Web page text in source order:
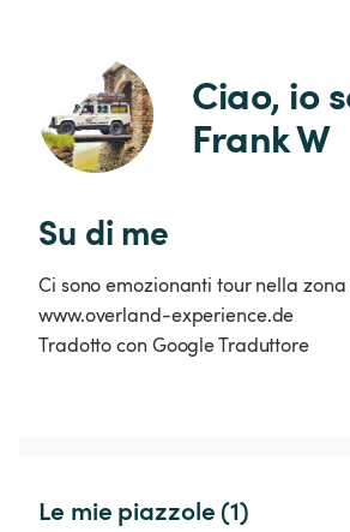
Ciao, io
Frank W
Su di me
Ci sono emozionanti tour nella zona
www.overland-experience.de
Tradotto con Google Traduttore
Le mie piazzole (1)